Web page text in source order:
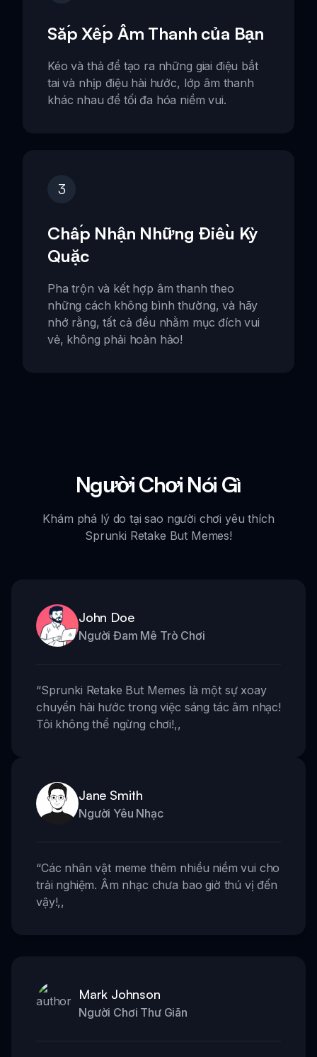
Sắp Xếp Âm Thanh của Bạn
Kéo và thả để tạo ra những giai điệu bắt
tai và nhịp điệu hài hước, lớp âm thanh
khác nhau để tối đa hóa niềm vui.
3
Chấp Nhận Những Điều Kỳ
Quặc
Pha trộn và kết hợp âm thanh theo
những cách không bình thường, và hãy
nhớ rằng, tất cả đều nhằm mục đích vui
vẻ, không phải hoàn hảo!
Người Chơi Nói Gì
Khám phá lý do tại sao người chơi yêu thích
Sprunki Retake But Memes!
John Doe
Người Đam Mê Trò Chơi
“Sprunki Retake But Memes là một sự xoay
chuyển hài hước trong việc sáng tác âm nhạc!
Tôi không thể ngừng chơi!,,
Jane Smith
Người Yêu Nhạc
“Các nhân vật meme thêm nhiều niềm vui cho
trải nghiệm. Âm nhạc chưa bao giờ thú vị đến
vậy!,,
Mark Johnson
Người Chơi Thư Giãn